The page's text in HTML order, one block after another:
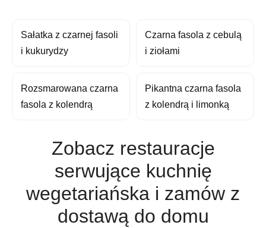
Sałatka z czarnej fasoli
i kukurydzy
Czarna fasola z cebulą
i ziołami
Rozsmarowana czarna
fasola z kolendrą
Pikantna czarna fasola
z kolendrą i limonką
Zobacz restauracje
serwujące kuchnię
wegetariańska i zamów z
dostawą do domu